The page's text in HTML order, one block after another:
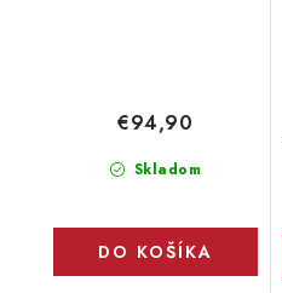
Skladom
€94,90
DO KOŠÍKA